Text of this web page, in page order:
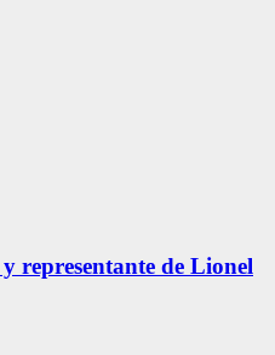
representante de Lionel